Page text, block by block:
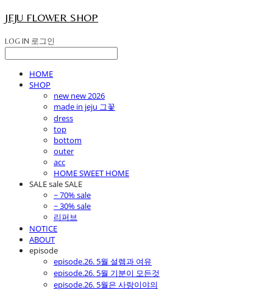
JEJU FLOWER SHOP
LOG IN 로그인
HOME
SHOP
new new 2026
made in jeju 그꽃
dress
top
bottom
outer
acc
HOME SWEET HOME
SALE sale SALE
~ 70% sale
~ 30% sale
리퍼브
NOTICE
ABOUT
episode
episode.26. 5월 설렘과 여유
episode.26. 5월 기분이 모든것
episode.26. 5월은 사랑이야의